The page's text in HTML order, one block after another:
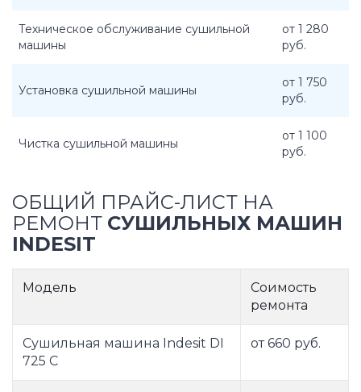
Техническое обслуживание сушильной
машины
от 1 280
руб.
Установка сушильной машины
от 1 750
руб.
Чистка сушильной машины
от 1 100
руб.
ОБЩИЙ ПРАЙС-ЛИСТ НА
РЕМОНТ СУШИЛЬНЫХ МАШИН
INDESIT
Модель
Соимость
ремонта
Сушильная машина Indesit DI
725 C
от 660 руб.